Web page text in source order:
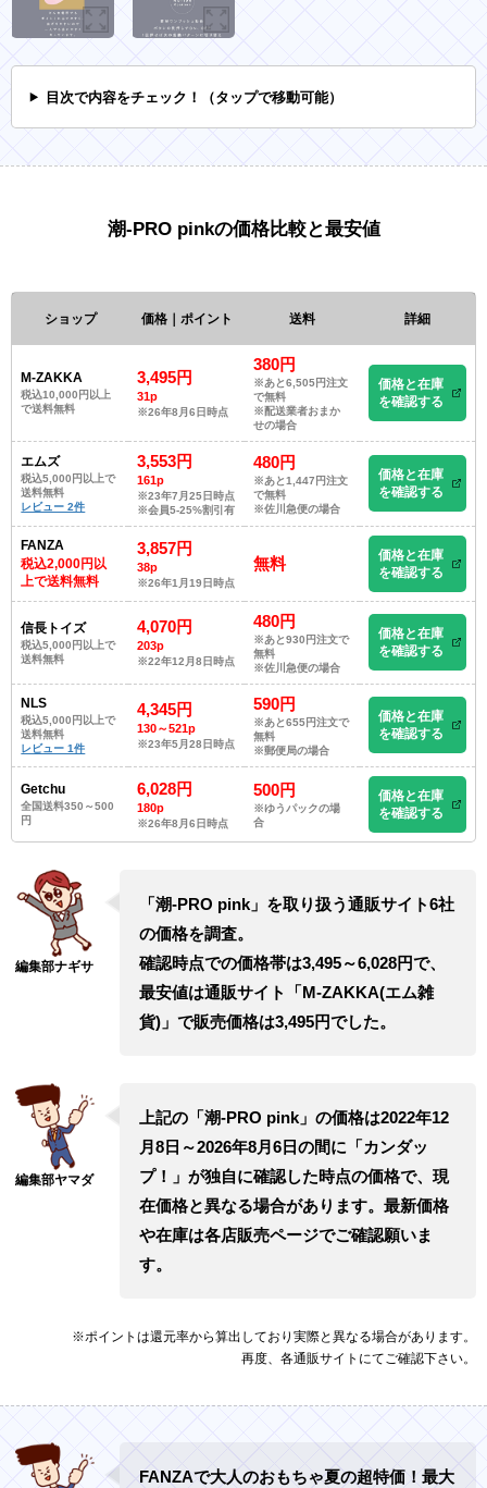
目次で内容をチェック！（タップで移動可能）
潮-PRO pinkの価格比較と最安値
ショップ 価格｜ポイント 送料 詳細
M-ZAKKA
税込10,000円以上
で送料無料
3,495円
31p
※26年8月6日時点
380円
※あと6,505円注文
で無料
※配送業者おまか
せの場合
価格と在庫
を確認する
エムズ
税込5,000円以上で
送料無料
レビュー 2件
3,553円
161p
※23年7月25日時点
※会員5-25%割引有
480円
※あと1,447円注文
で無料
※佐川急便の場合
価格と在庫
を確認する
FANZA
税込2,000円以
上で送料無料
3,857円
38p
※26年1月19日時点
無料
価格と在庫
を確認する
信長トイズ
税込5,000円以上で
送料無料
4,070円
203p
※22年12月8日時点
480円
※あと930円注文で
無料
※佐川急便の場合
価格と在庫
を確認する
NLS
税込5,000円以上で
送料無料
レビュー 1件
4,345円
130～521p
※23年5月28日時点
590円
※あと655円注文で
無料
※郵便局の場合
価格と在庫
を確認する
Getchu
全国送料350～500
円
6,028円
180p
※26年8月6日時点
500円
※ゆうパックの場
合
価格と在庫
を確認する
「潮-PRO pink」を取り扱う通販サイト6社
の価格を調査。
確認時点での価格帯は3,495～6,028円で、
最安値は通販サイト「M-ZAKKA(エム雑
貨)」で販売価格は3,495円でした。
上記の「潮-PRO pink」の価格は2022年12
月8日～2026年8月6日の間に「カンダッ
プ！」が独自に確認した時点の価格で、現
在価格と異なる場合があります。最新価格
や在庫は各店販売ページでご確認願いま
す。
※ポイントは還元率から算出しており実際と異なる場合があります。
再度、各通販サイトにてご確認下さい。
FANZAで大人のおもちゃ夏の超特価！最大